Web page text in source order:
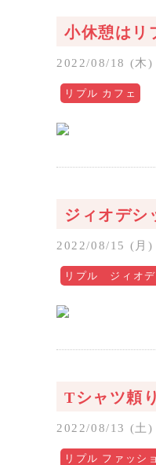
小休憩はリ
2022/08/18 (木)
リプル カフェ
ジィオデシ
2022/08/15 (月)
リプル ジィオデ
Tシャツ頼
2022/08/13 (土)
リプル ファッシ